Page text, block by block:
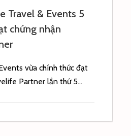
Travel & Events 5
chứng nhận
vừa chính thức đạt
Partner lần thứ 5...